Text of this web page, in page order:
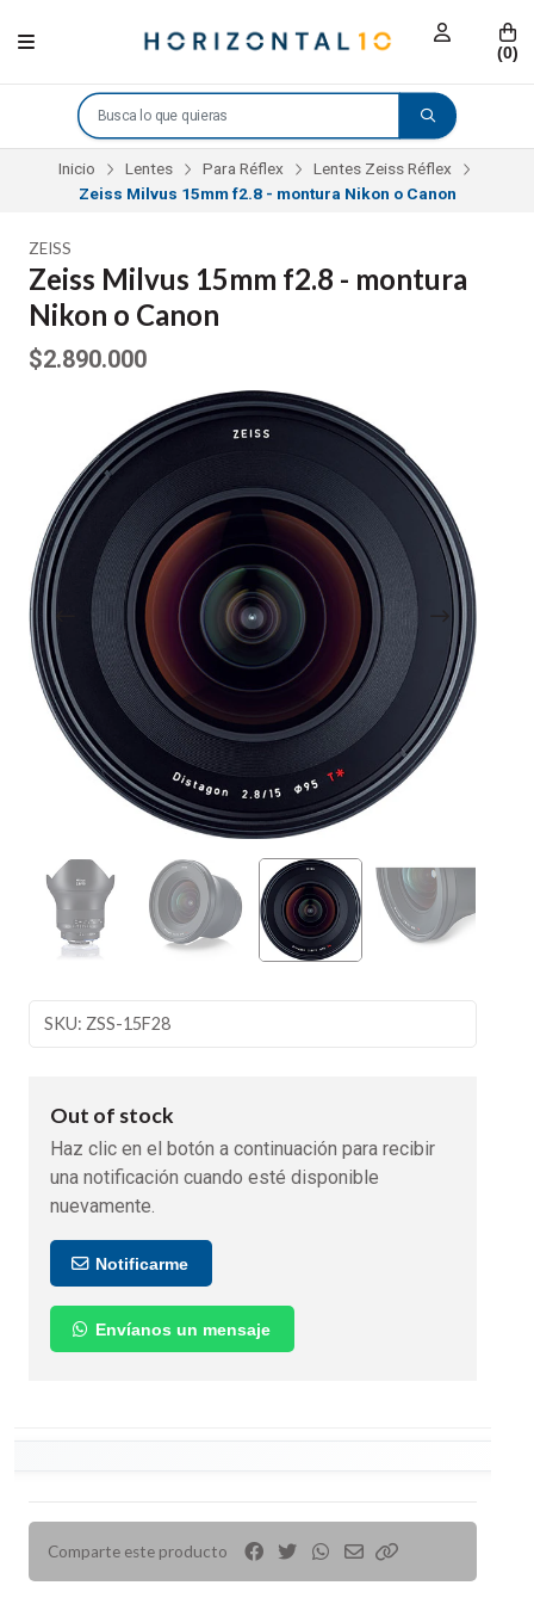
(0)
Inicio Lentes Para Réflex
Lentes Zeiss Réflex
Zeiss Milvus 15mm f2.8 - montura Nikon o Canon
ZEISS
Zeiss Milvus 15mm f2.8 - montura
Nikon o Canon
$2.890.000
SKU: ZSS-15F28
Out of stock
Haz clic en el botón a continuación para recibir
una notificación cuando esté disponible
nuevamente.
Notificarme
Envíanos un mensaje
Comparte este producto